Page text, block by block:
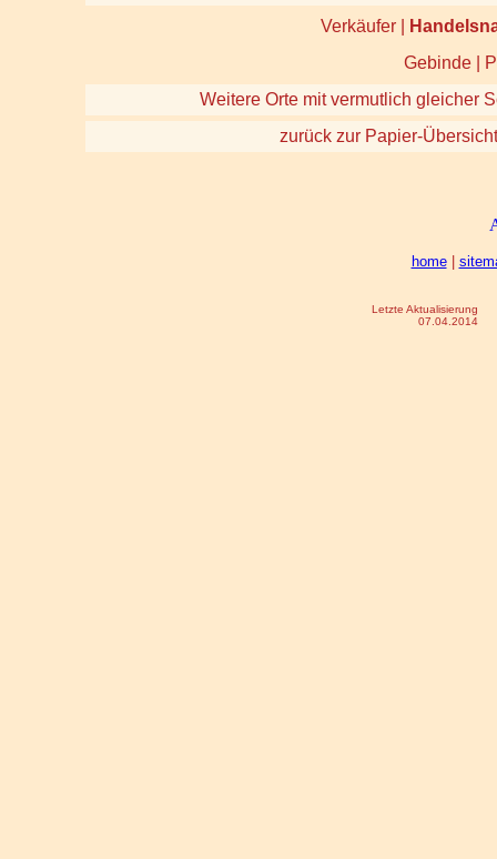
Verkäufer |
Gebinde |
Weitere Orte mit vermutlich gleicher
zurück zur Papier-Übersicht
home|
Letzte Aktualisierung
07.04.2014